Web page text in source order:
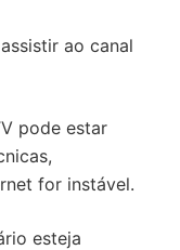
ao canal
pode estar
for instável.
esteja